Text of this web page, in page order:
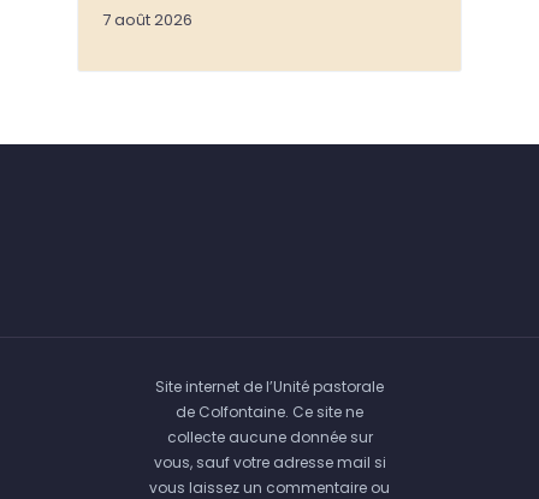
7 août 2026
Site internet de l’Unité pastorale
de Colfontaine. Ce site ne
collecte aucune donnée sur
vous, sauf votre adresse mail si
vous laissez un commentaire ou